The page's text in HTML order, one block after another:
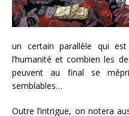
un certain parallèle qui
l’humanité et combien les
peuvent au final se
semblables…
Outre l’intrigue, on notera